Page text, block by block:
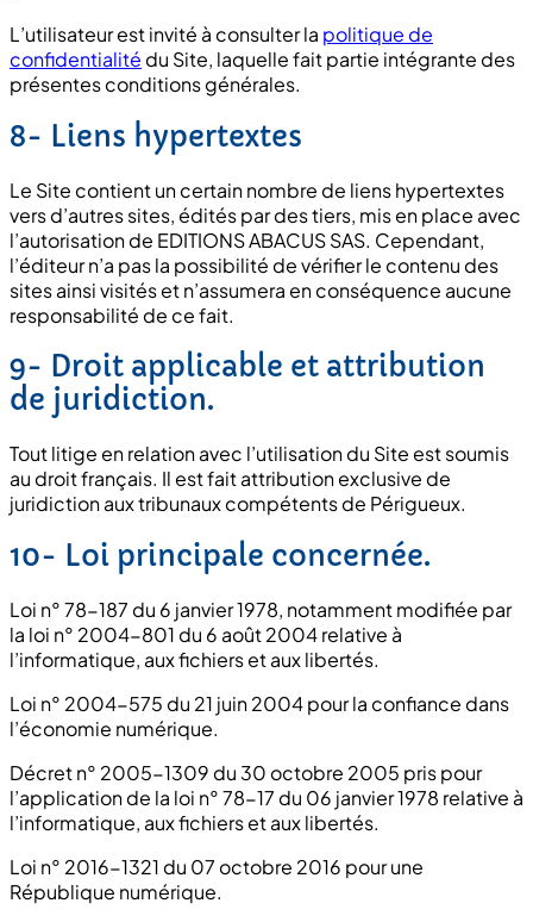
L’utilisateur est invité à consulter la politique de
confidentialité du Site, laquelle fait partie intégrante des
présentes conditions générales.
8- Liens hypertextes
Le Site contient un certain nombre de liens hypertextes
vers d’autres sites, édités par des tiers, mis en place avec
l’autorisation de EDITIONS ABACUS SAS. Cependant,
l’éditeur n’a pas la possibilité de vérifier le contenu des
sites ainsi visités et n’assumera en conséquence aucune
responsabilité de ce fait.
9- Droit applicable et attribution
de juridiction.
Tout litige en relation avec l’utilisation du Site est soumis
au droit français. Il est fait attribution exclusive de
juridiction aux tribunaux compétents de Périgueux.
10- Loi principale concernée.
Loi n° 78-187 du 6 janvier 1978, notamment modifiée par
la loi n° 2004-801 du 6 août 2004 relative à
l’informatique, aux fichiers et aux libertés.
Loi n° 2004-575 du 21 juin 2004 pour la confiance dans
l’économie numérique.
Décret n° 2005-1309 du 30 octobre 2005 pris pour
l’application de la loi n° 78-17 du 06 janvier 1978 relative à
l’informatique, aux fichiers et aux libertés.
Loi n° 2016-1321 du 07 octobre 2016 pour une
République numérique.